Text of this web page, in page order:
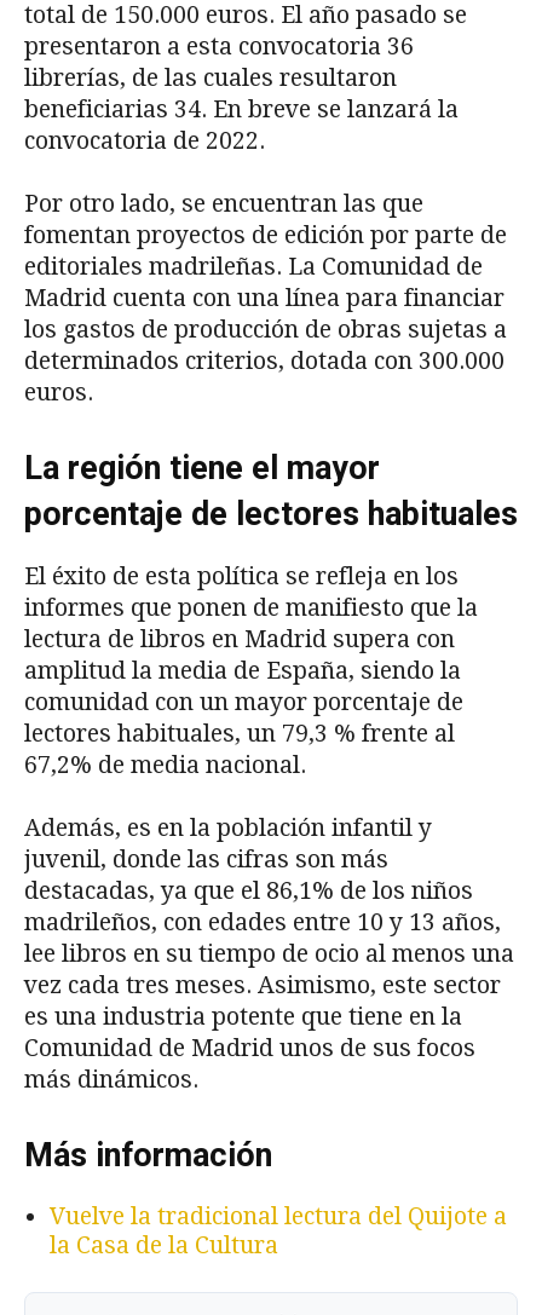
total de 150.000 euros. El año pasado se
presentaron a esta convocatoria 36
librerías, de las cuales resultaron
beneficiarias 34. En breve se lanzará la
convocatoria de 2022.
Por otro lado, se encuentran las que
fomentan proyectos de edición por parte de
editoriales madrileñas. La Comunidad de
Madrid cuenta con una línea para financiar
los gastos de producción de obras sujetas a
determinados criterios, dotada con 300.000
euros.
La región tiene el mayor
porcentaje de lectores habituales
El éxito de esta política se refleja en los
informes que ponen de manifiesto que la
lectura de libros en Madrid supera con
amplitud la media de España, siendo la
comunidad con un mayor porcentaje de
lectores habituales, un 79,3 % frente al
67,2% de media nacional.
Además, es en la población infantil y
juvenil, donde las cifras son más
destacadas, ya que el 86,1% de los niños
madrileños, con edades entre 10 y 13 años,
lee libros en su tiempo de ocio al menos una
vez cada tres meses. Asimismo, este sector
es una industria potente que tiene en la
Comunidad de Madrid unos de sus focos
más dinámicos.
Más información
Vuelve la tradicional lectura del Quijote a
la Casa de la Cultura